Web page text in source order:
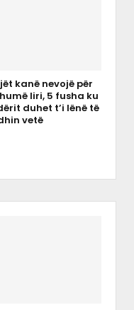
kanë nevojë për
liri, 5 fusha ku
duhet t’i lënë të
vetë